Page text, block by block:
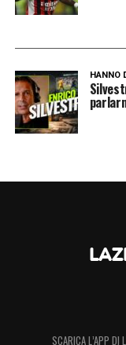
HANNO
SCARICA L’APP DI